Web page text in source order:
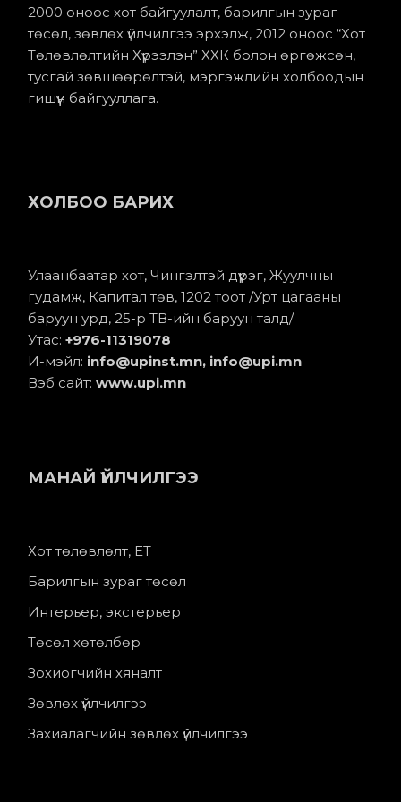
2000 оноос хот байгуулалт, барилгын зураг
төсөл, зөвлөх үйлчилгээ эрхэлж, 2012 оноос “Хот
Төлөвлөлтийн Хүрээлэн” ХХК болон өргөжсөн,
тусгай зөвшөөрөлтэй, мэргэжлийн холбоодын
гишүүн байгууллага.
ХОЛБОО БАРИХ
Улаанбаатар хот, Чингэлтэй дүүрэг, Жуулчны
гудамж, Капитал төв, 1202 тоот /Урт цагааны
баруун урд, 25-р ТВ-ийн баруун талд/
Утас:+976-11319078
И-мэйл: info@upinst.mn, info@upi.mn
Вэб сайт:www.upi.mn
МАНАЙ ҮЙЛЧИЛГЭЭ
Хот төлөвлөлт, ЕТ
Барилгын зураг төсөл
Интерьер, экстерьер
Төсөл хөтөлбөр
Зохиогчийн хяналт
Зөвлөх үйлчилгээ
Захиалагчийн зөвлөх үйлчилгээ